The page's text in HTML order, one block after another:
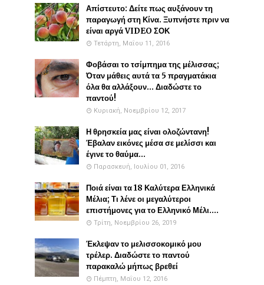
Απίστευτο: Δείτε πως αυξάνουν τη
παραγωγή στη Κίνα. Ξυπνήστε πριν να
είναι αργά VIDEO ΣΟΚ
Τετάρτη, Μαΐου 11, 2016
Φοβάσαι το τσίμπημα της μέλισσας;
Όταν μάθεις αυτά τα 5 πραγματάκια
όλα θα αλλάξουν... Διαδώστε το
παντού!
Κυριακή, Νοεμβρίου 12, 2017
Η θρησκεία μας είναι ολοζώντανη!
Έβαλαν εικόνες μέσα σε μελίσσι και
έγινε το θαύμα...
Παρασκευή, Ιουλίου 01, 2016
Ποιά είναι τα 18 Καλύτερα Ελληνικά
Μέλια; Τι λένε οι μεγαλύτεροι
επιστήμονες για το Ελληνικό Μέλι....
Τρίτη, Νοεμβρίου 26, 2019
Έκλεψαν το μελισσοκομικό μου
τρέλερ. Διαδώστε το παντού
παρακαλώ μήπως βρεθεί
Πέμπτη, Μαΐου 12, 2016